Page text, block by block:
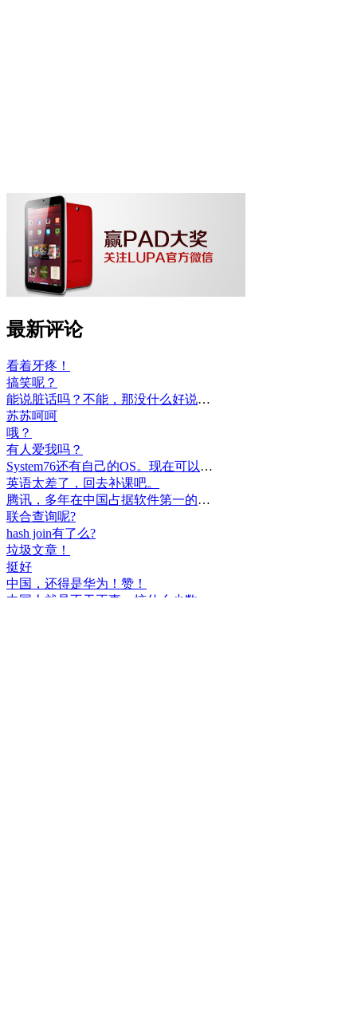
最新评论
搞笑呢？
苏苏呵呵
哦？
有人爱我吗？
英语太差了，回去补课吧。
联合查询呢?
hash join有了么?
垃圾文章！
挺好
中国，还得是华为！赞！